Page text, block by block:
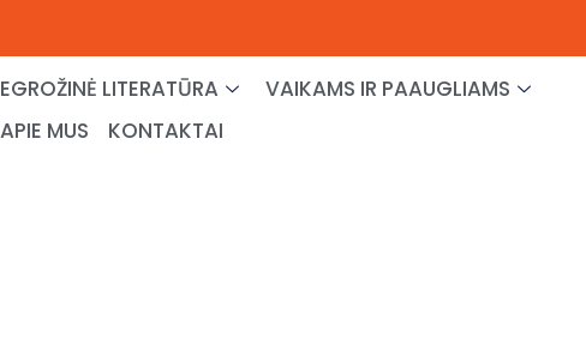
LITERATŪRA
VAIKAMS IR PAAUGLIAMS
APIE MUS KONTAKTAI